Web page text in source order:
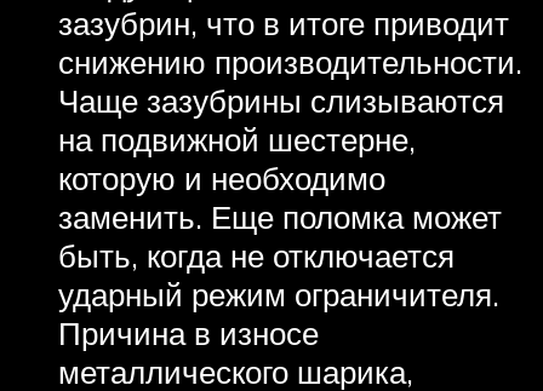
зазубрин, что в итоге приводит
снижению производительности.
Чаще зазубрины слизываются
на подвижной шестерне,
которую и необходимо
заменить. Еще поломка может
быть, когда не отключается
ударный режим ограничителя.
Причина в износе
металлического шарика,